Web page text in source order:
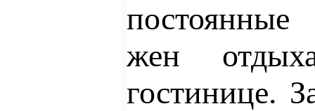
жен
гостинице.